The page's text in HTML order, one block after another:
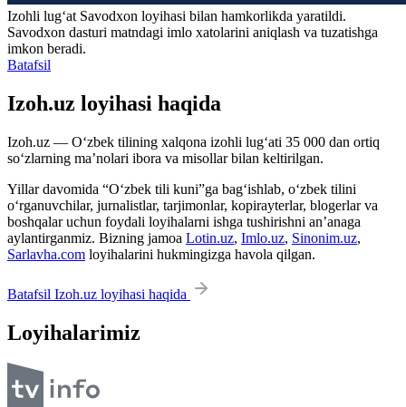
Izohli lugʻat Savodxon loyihasi bilan hamkorlikda yaratildi.
Savodxon dasturi matndagi imlo xatolarini aniqlash va tuzatishga
imkon beradi.
Batafsil
Izoh.uz loyihasi haqida
Izoh.uz — O‘zbek tilining xalqona izohli lug‘ati 35 000 dan ortiq
so‘zlarning ma’nolari ibora va misollar bilan keltirilgan.
Yillar davomida “O‘zbek tili kuni”ga bag‘ishlab, o‘zbek tilini
o‘rganuvchilar, jurnalistlar, tarjimonlar, kopirayterlar, blogerlar va
boshqalar uchun foydali loyihalarni ishga tushirishni an’anaga
aylantirganmiz. Bizning jamoa Lotin.uz, Imlo.uz, Sinonim.uz,
Sarlavha.com loyihalarini hukmingizga havola qilgan.
Batafsil Izoh.uz loyihasi haqida
Loyihalarimiz